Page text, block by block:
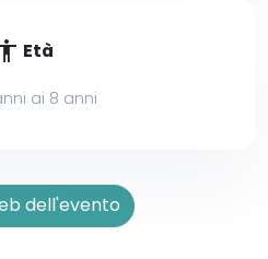
Età
ai 8 anni
dell'evento